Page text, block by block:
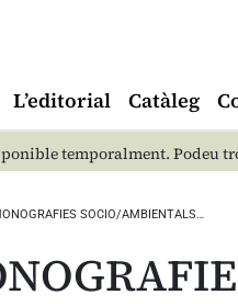
L’editorial Catàleg
temporalment. Podeu
SOCIO/AMBIENTALS…